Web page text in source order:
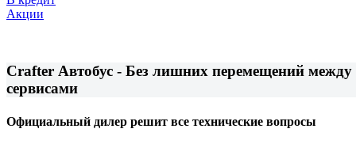
Акции
Crafter Автобус - Без лишних перемещений между
сервисами
Официальный дилер решит все технические вопросы